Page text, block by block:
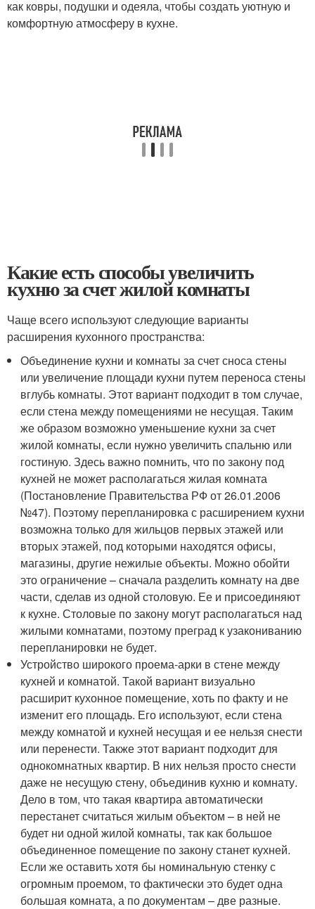
как ковры, подушки и одеяла, чтобы создать уютную и
комфортную атмосферу в кухне.
Какие есть способы увеличить
кухню за счет жилой комнаты
Чаще всего используют следующие варианты
расширения кухонного пространства:
Объединение кухни и комнаты за счет сноса стены
или увеличение площади кухни путем переноса стены
вглубь комнаты. Этот вариант подходит в том случае,
если стена между помещениями не несущая. Таким
же образом возможно уменьшение кухни за счет
жилой комнаты, если нужно увеличить спальню или
гостиную. Здесь важно помнить, что по закону под
кухней не может располагаться жилая комната
(Постановление Правительства РФ от 26.01.2006
№47). Поэтому перепланировка с расширением кухни
возможна только для жильцов первых этажей или
вторых этажей, под которыми находятся офисы,
магазины, другие нежилые объекты. Можно обойти
это ограничение – сначала разделить комнату на две
части, сделав из одной столовую. Ее и присоединяют
к кухне. Столовые по закону могут располагаться над
жилыми комнатами, поэтому преград к узакониванию
перепланировки не будет.
Устройство широкого проема-арки в стене между
кухней и комнатой. Такой вариант визуально
расширит кухонное помещение, хоть по факту и не
изменит его площадь. Его используют, если стена
между комнатой и кухней несущая и ее нельзя снести
или перенести. Также этот вариант подходит для
однокомнатных квартир. В них нельзя просто снести
даже не несущую стену, объединив кухню и комнату.
Дело в том, что такая квартира автоматически
перестанет считаться жилым объектом – в ней не
будет ни одной жилой комнаты, так как большое
объединенное помещение по закону станет кухней.
Если же оставить хотя бы номинальную стенку с
огромным проемом, то фактически это будет одна
большая комната, а по документам – две разные.